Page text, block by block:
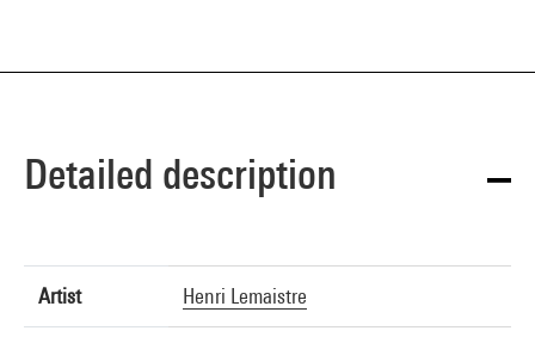
Detailed description
Artist Henri Lemaistre